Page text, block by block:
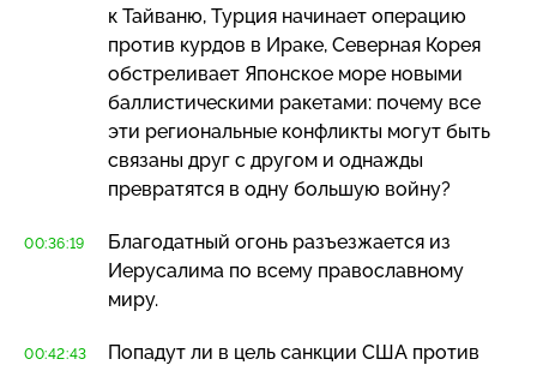
к Тайваню, Турция начинает операцию
против курдов в Ираке, Северная Корея
обстреливает Японское море новыми
баллистическими ракетами: почему все
эти региональные конфликты могут быть
связаны друг с другом и однажды
превратятся в одну большую войну?
00:36:19
Благодатный огонь разъезжается из
Иерусалима по всему православному
миру.
00:42:43
Попадут ли в цель санкции США против